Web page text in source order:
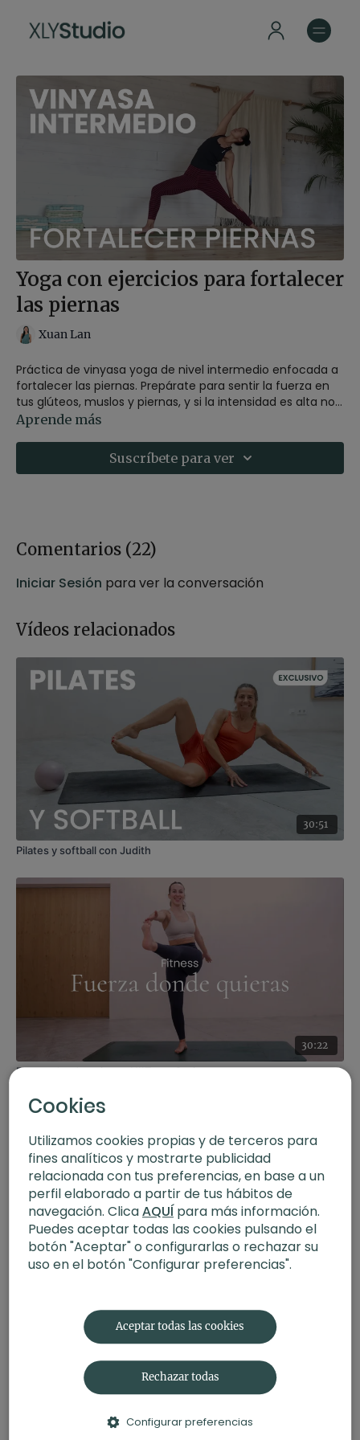
Yoga con ejercicios para fortalecer
las piernas
Xuan Lan
Práctica de vinyasa yoga de nivel intermedio enfocada a
fortalecer las piernas. Prepárate para sentir la fuerza en
tus glúteos, muslos y piernas, y si la intensidad es alta no
olvides de respirar y descansar. Grabada en el centro de
Aprende más
Suscríbete para ver
Comentarios (22)
Iniciar Sesión para ver la conversación
Vídeos relacionados
30:51
Pilates y softball con Judith
30:22
Fuerza donde quieras. HIIT con Corinna
Cookies
Utilizamos cookies propias y de terceros para
fines analíticos y mostrarte publicidad
relacionada con tus preferencias, en base a un
perfil elaborado a partir de tus hábitos de
navegación. ClicaAQUÍpara más información.
Puedes aceptar todas las cookies pulsando el
botón "Aceptar" o configurarlas o rechazar su
uso en el botón "Configurar preferencias".
Aceptar todas las cookies
Rechazar todas
Configurar preferencias